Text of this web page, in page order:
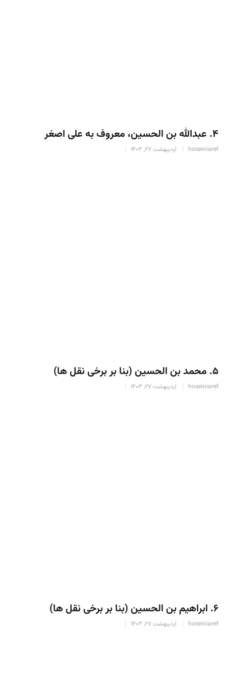
۴. عبدالله بن الحسین، معروف به علی اصغر
hoseiniaref اردیبهشت 27, 1403
۵. محمد بن الحسین (بنا بر برخی نقل ها)
hoseiniaref اردیبهشت 27, 1403
۶. ابراهیم بن الحسین (بنا بر برخی نقل ها)
hoseiniaref اردیبهشت 27, 1403